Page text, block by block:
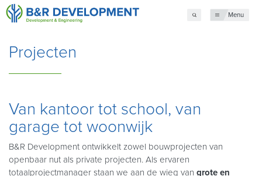
Menu
Projecten
Van kantoor tot school, van
garage tot woonwijk
B&R Development ontwikkelt zowel bouwprojecten van
openbaar nut als private projecten. Als ervaren
totaalprojectmanager staan we aan de wieg van grote en